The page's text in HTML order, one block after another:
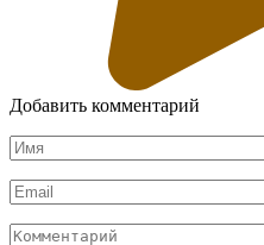
Добавить комментарий
Имя
*
Email
*
Комментарий